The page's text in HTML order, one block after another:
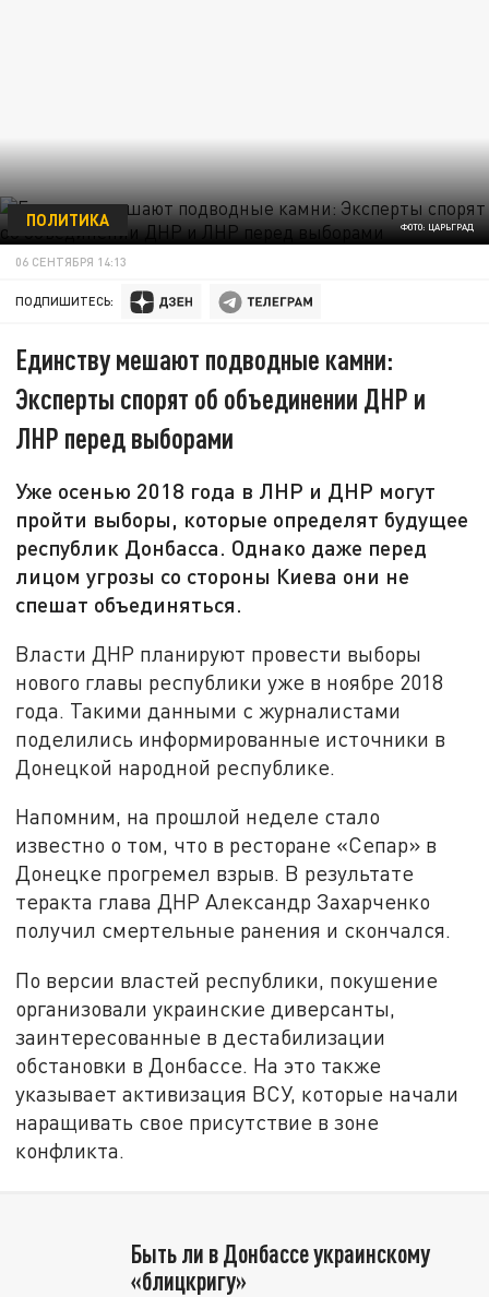
ФОТО: ЦАРЬГРАД
ПОЛИТИКА
06 СЕНТЯБРЯ 14:13
ПОДПИШИТЕСЬ:
Единству мешают подводные камни:
Эксперты спорят об объединении ДНР и
ЛНР перед выборами
Уже осенью 2018 года в ЛНР и ДНР могут
пройти выборы, которые определят будущее
республик Донбасса. Однако даже перед
лицом угрозы со стороны Киева они не
спешат объединяться.
Власти ДНР планируют провести выборы
нового главы республики уже в ноябре 2018
года. Такими данными с журналистами
поделились информированные источники в
Донецкой народной республике.
Напомним, на прошлой неделе стало
известно о том, что в ресторане «Сепар» в
Донецке прогремел взрыв. В результате
теракта глава ДНР Александр Захарченко
получил смертельные ранения и скончался.
По версии властей республики, покушение
организовали украинские диверсанты,
заинтересованные в дестабилизации
обстановки в Донбассе. На это также
указывает активизация ВСУ, которые начали
наращивать свое присутствие в зоне
конфликта.
Быть ли в Донбассе украинскому
«блицкригу»